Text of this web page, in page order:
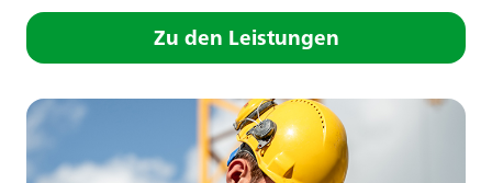
Zu den Leistungen